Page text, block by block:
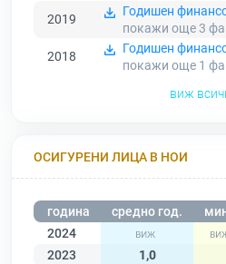
2019
Годишен
покажи още 3
2018
Годишен
покажи още 1
виж
ОСИГУРЕНИ ЛИЦА В НОИ
година средно год.
2024
2023
1,0